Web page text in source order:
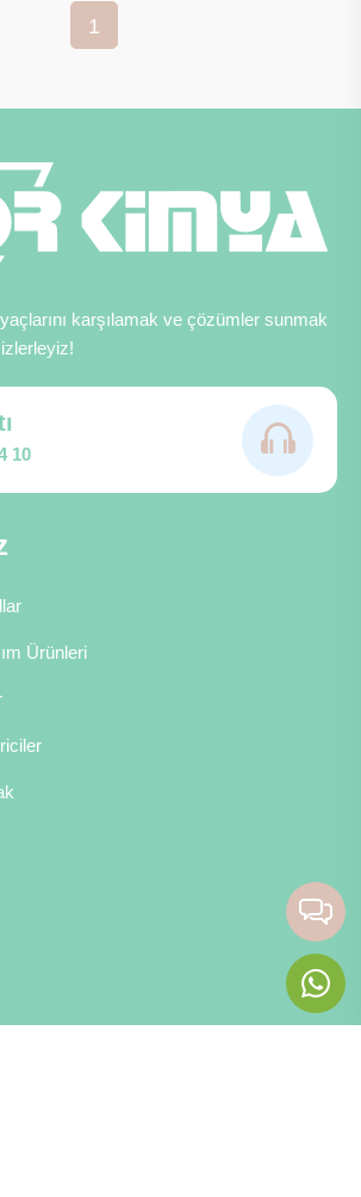
1
karşılamak ve çözümler sunmak
10
Ürünleri